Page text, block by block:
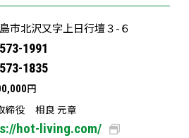
市北沢又字上日行壇３-６
1991
1835
円
締役 相良 元章
hot-living.com/